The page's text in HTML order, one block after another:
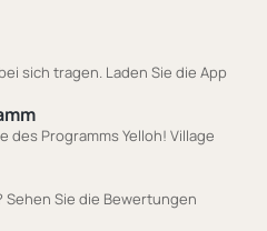
sich tragen. Laden Sie die App
des Programms Yelloh! Village
Sie die Bewertungen